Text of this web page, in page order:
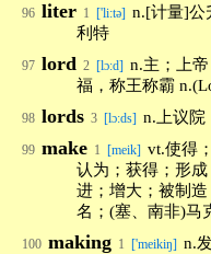
96 liter 1 ['li:tə] n.[计量]公
利特
97 lord 2 [lɔ:d] n.主；上
福，称王称霸
98 lords 3 [lɔ:ds] n.上议院
99 make 1 [meik] vt.使得
认为；获得；形
进；增大；被制造
名；(塞、南非)马
100 making 1 ['meikiŋ] n.